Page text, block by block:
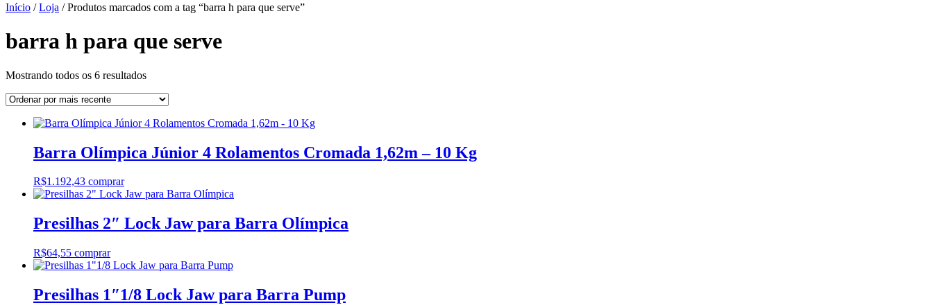
Início /Loja / Produtos marcados com a tag “barra h para que serve”
barra h para que serve
Mostrando todos os 6 resultadosClassificado
mais
Barra Olímpica Júnior 4 Rolamentos Cromada 1,62m – 10 Kg
R$1.192,43 comprar
Presilhas 2″ Lock Jaw para Barra Olímpica
R$64,55 comprar
Presilhas 1″1/8 Lock Jaw para Barra Pump